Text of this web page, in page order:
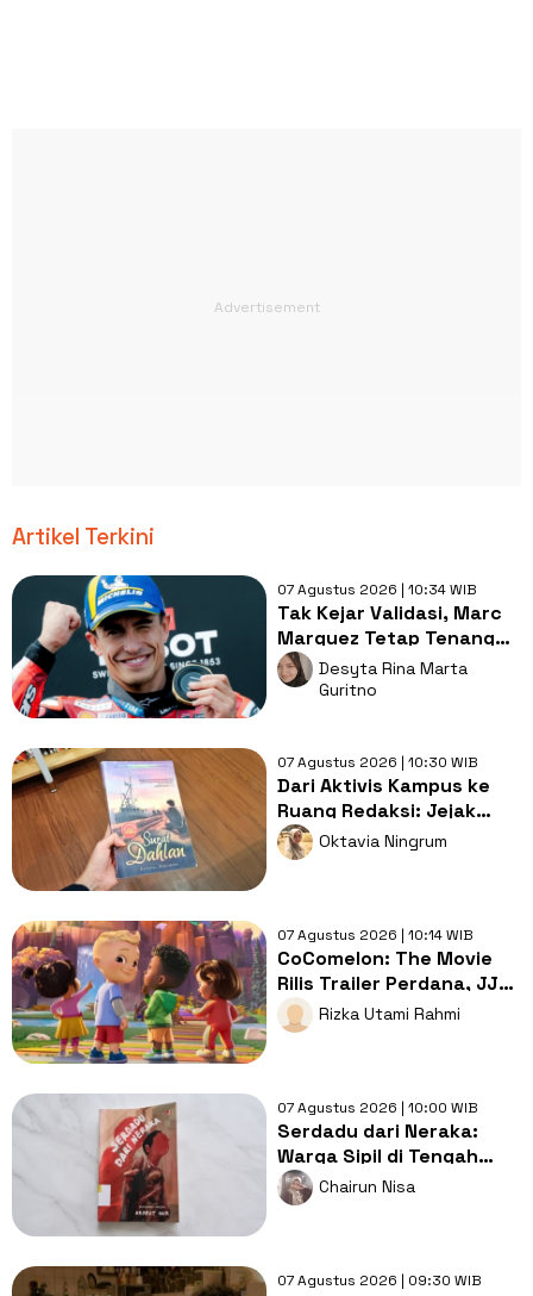
Artikel Terkini
07 Agustus 2026 | 10:34 WIB
Tak Kejar Validasi, Marc
Marquez Tetap Tenang
dengan 7 Gelar Juara
Dunia
Desyta Rina Marta
Guritno
07 Agustus 2026 | 10:30 WIB
Dari Aktivis Kampus ke
Ruang Redaksi: Jejak
Perjuangan dalam Surat
Dahlan
Oktavia Ningrum
07 Agustus 2026 | 10:14 WIB
CoComelon: The Movie
Rilis Trailer Perdana, JJ
Cs Siap Berpetualang
Rizka Utami Rahmi
07 Agustus 2026 | 10:00 WIB
Serdadu dari Neraka:
Warga Sipil di Tengah
Konflik Pemerintah dan
GAM
Chairun Nisa
07 Agustus 2026 | 09:30 WIB